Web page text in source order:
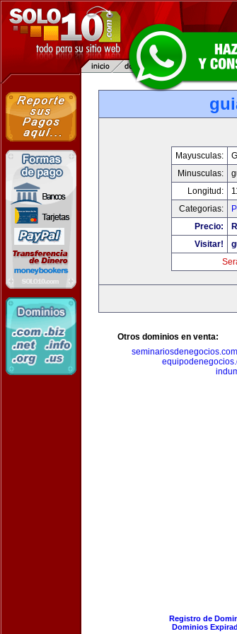
Mayusculas:
Minusculas:
Longitud:
Categorias:
Precio:
Visitar!
Otros dominios en venta:
seminariosdenegocios.com
Registro de
Dominios